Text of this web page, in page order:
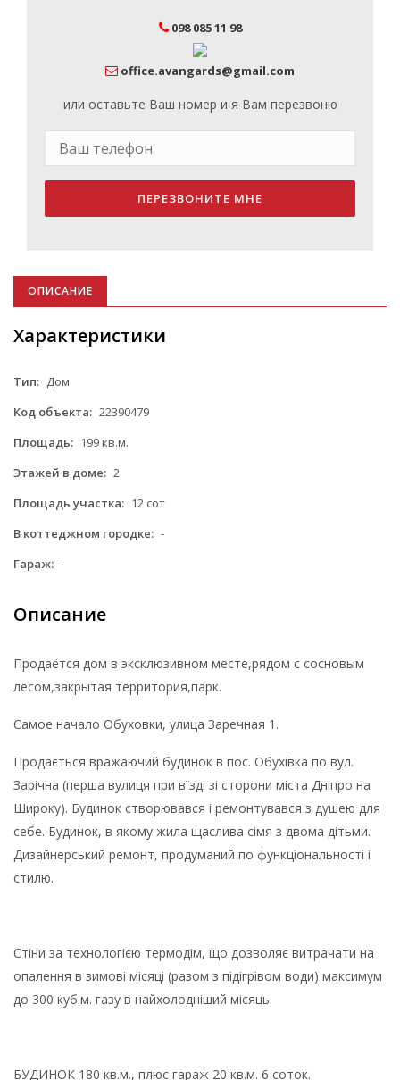
098 085 11 98
office.avangards@gmail.com
или оставьте Ваш номер и я Вам перезвоню
ПЕРЕЗВОНИТЕ МНЕ
ОПИСАНИЕ
Характеристики
Тип: Дом
Код объекта: 22390479
Площадь: 199 кв.м.
Этажей в доме: 2
Площадь участка: 12 сот
В коттеджном городке: -
Гараж: -
Описание
Продаётся дом в эксклюзивном месте,рядом с сосновым
лесом,закрытая территория,парк.
Самое начало Обуховки, улица Заречная 1.
Продається вражаючий будинок в пос. Обухівка по вул.
Зарічна (перша вулиця при вїзді зі сторони міста Дніпро на
Широку). Будинок створювався і ремонтувався з душею для
себе. Будинок, в якому жила щаслива сімя з двома дітьми.
Дизайнерський ремонт, продуманий по функціональності і
стилю.
Стіни за технологією термодім, що дозволяє витрачати на
опалення в зимові місяці (разом з підігрівом води) максимум
до 300 куб.м. газу в найхолодніший місяць.
БУДИНОК 180 кв.м., плюс гараж 20 кв.м. 6 соток.